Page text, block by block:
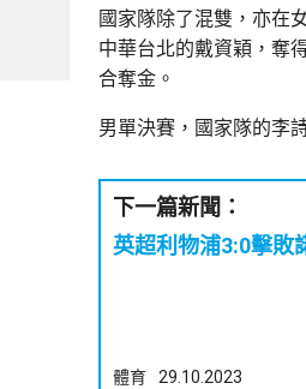
國家隊除了混雙，亦在
中華台北的戴資穎，奪
合奪金。
男單決賽，國家隊的李
下一篇新聞：
英超利物浦3:0擊敗
體育 29.10.2023